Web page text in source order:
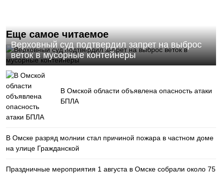
Еще самое читаемое
Верховный суд подтвердил запрет на выброс
веток в мусорные контейнеры
В Омской области объявлена опасность атаки
БПЛА
В Омске разряд молнии стал причиной пожара в частном доме
на улице Гражданской
Праздничные мероприятия 1 августа в Омске собрали около 75